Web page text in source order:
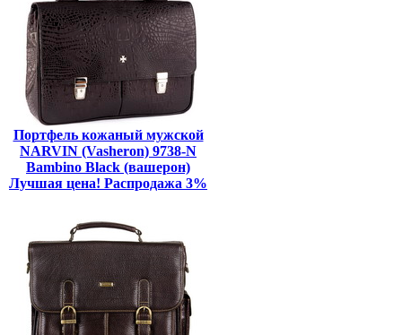
Портфель кожаный мужской
NARVIN (Vasheron) 9738-N
Bambino Black (вашерон)
Лучшая цена! Распродажа 3%